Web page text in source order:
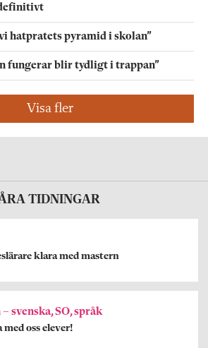
hatpratets pyramid i skolan”
fungerar blir tydligt i trappan”
Visa fler
TIDNINGAR
klara med mastern
svenska, SO, språk
oss elever!